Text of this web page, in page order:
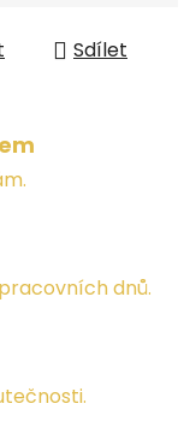
Sdílet
dnů.